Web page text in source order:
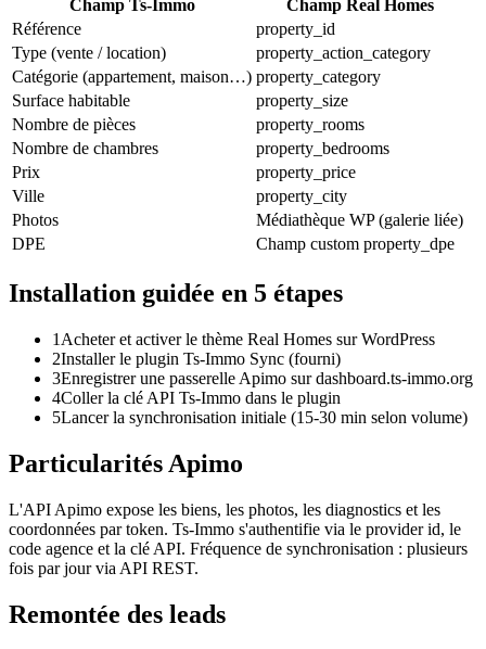
Champ Ts-Immo
Champ Real Homes
Référence
property_id
Type (vente / location)
property_action_category
Catégorie (appartement, maison…) property_category
Surface habitable
property_size
Nombre de pièces
property_rooms
Nombre de chambres
property_bedrooms
Prix
property_price
Ville
property_city
Photos
Médiathèque WP (galerie liée)
DPE
Champ custom property_dpe
Installation guidée en 5 étapes
1 Acheter et activer le thème Real Homes sur WordPress
2Installer le plugin Ts-Immo Sync (fourni)
3Enregistrer une passerelle Apimo sur dashboard.ts-immo.org
4Coller la clé API Ts-Immo dans le plugin
5Lancer la synchronisation initiale (15-30 min selon volume)
Particularités Apimo
L'API Apimo expose les biens, les photos, les diagnostics et les
coordonnées par token. Ts-Immo s'authentifie via le provider id, le
code agence et la clé API. Fréquence de synchronisation : plusieurs
fois par jour via API REST.
Remontée des leads